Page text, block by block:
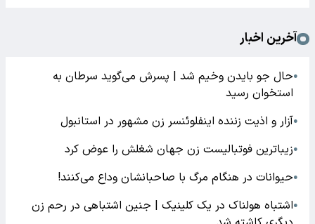
آخرین اخبار
●حال جو بایدن وخیم شد | پسرش می‌گوید سرطان به
استخوان رسید
●آزار و اذیت زننده اینفلوئنسر زن مشهور در استانبول
●زیباترین فوتبالیست زن جهان شغلش را عوض کرد
●حیوانات در هنگام مرگ با صاحبانشان وداع می‌کنند!
●اشتباه هولناک در یک کلینیک | جنین اشتباهی در رحم زن